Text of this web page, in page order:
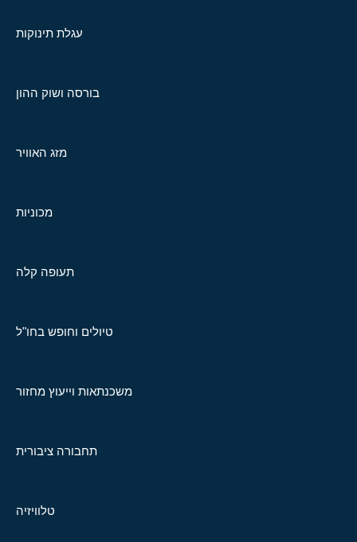
עגלת תינוקות
בורסה ושוק ההון
מזג האוויר
מכוניות
תעופה קלה
טיולים וחופש בחו"ל
משכנתאות וייעוץ מחזור
תחבורה ציבורית
טלוויזיה